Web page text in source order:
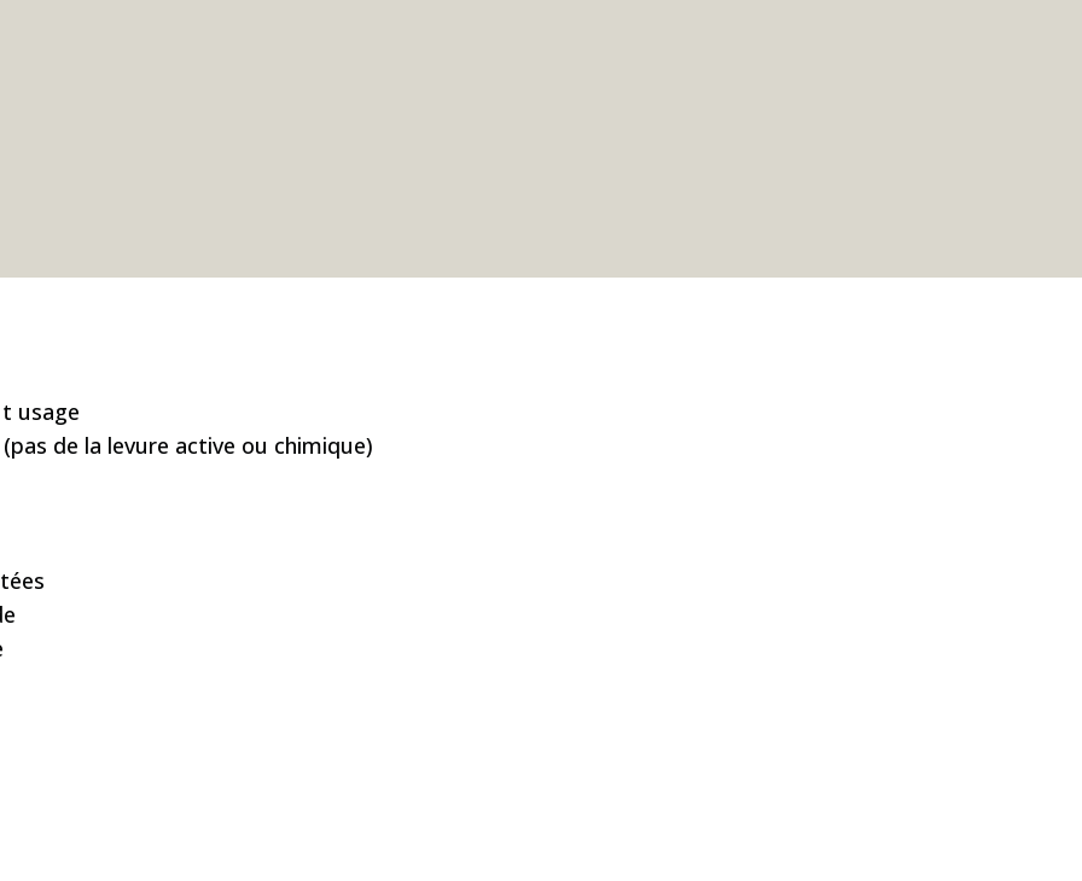
usage
de la levure active ou chimique)